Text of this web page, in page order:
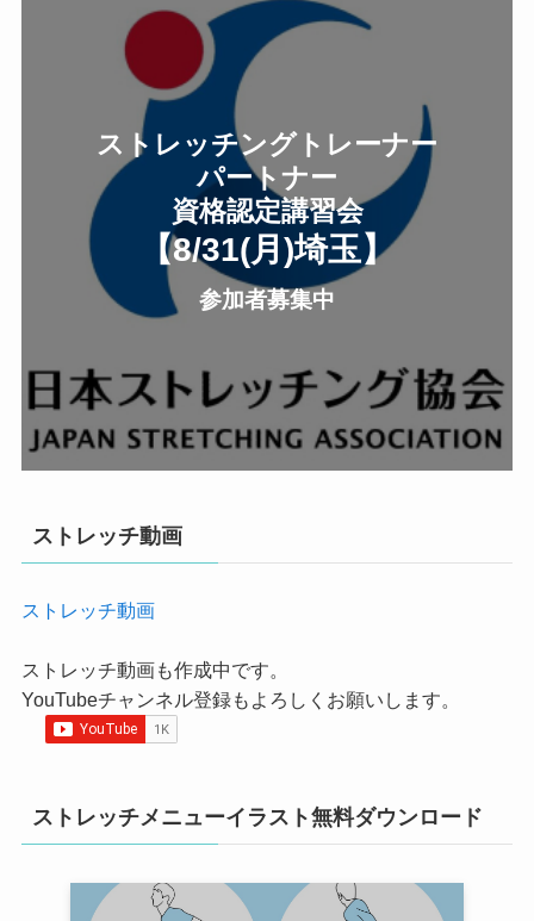
ストレッチングトレーナー
パートナー
資格認定講習会
【8/31(月 )埼玉】
参加者募集中
ストレッチ動画
ストレッチ動画
ストレッチ動画も作成中です。
YouTubeチャンネル登録もよろしくお願いします。
ストレッチメニューイラスト無料ダウンロード